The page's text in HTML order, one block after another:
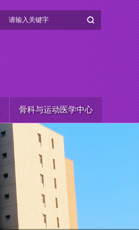
骨科与运动医学中心